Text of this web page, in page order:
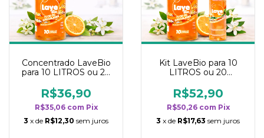
Concentrado LaveBio
para 10 LITROS ou 20
rendimento da
categoria - Flor de
Laranjeira
R$36,90
R$35,06 com Pix
3 x de R$12,30 sem juros
Kit LaveBio para 10
LITROS ou 20
rendimento da
categoria - Flor de
Laranjeira
R$52,90
R$50,26 com Pix
3 x de R$17,63 sem juros